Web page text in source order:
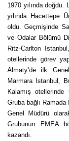
1970 yılında
yılında Hacettepe
oldu. Geçmişinde
ve Odalar Bölümü
Ritz-Carlton
otellerinde görev
Almaty’de ilk G
Marmara Istanbul,
Kalamış
Gruba bağlı
Genel Müdürü
Grubunun EMEA
kazandı.